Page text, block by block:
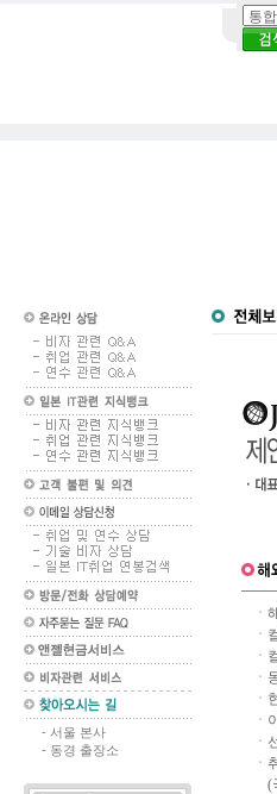
- 서울 본사
- 동경 출장소
ㆍ
ㆍ
ㆍ
ㆍ
ㆍ
ㆍ
ㆍ
ㆍ
(